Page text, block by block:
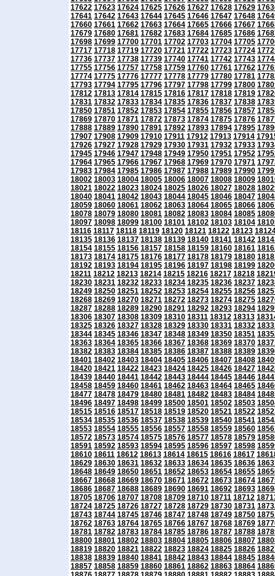
17622 17623 17624 17625 17626 17627 17628 17629
17641 17642 17643 17644 17645 17646 17647 17648
17660 17661 17662 17663 17664 17665 17666 17667
17679 17680 17681 17682 17683 17684 17685 17686
17698 17699 17700 17701 17702 17703 17704 17705
17717 17718 17719 17720 17721 17722 17723 17724
17736 17737 17738 17739 17740 17741 17742 17743
17755 17756 17757 17758 17759 17760 17761 17762
17774 17775 17776 17777 17778 17779 17780 17781
17793 17794 17795 17796 17797 17798 17799 17800
17812 17813 17814 17815 17816 17817 17818 17819
17831 17832 17833 17834 17835 17836 17837 17838
17850 17851 17852 17853 17854 17855 17856 17857
17869 17870 17871 17872 17873 17874 17875 17876
17888 17889 17890 17891 17892 17893 17894 17895
17907 17908 17909 17910 17911 17912 17913 17914
17926 17927 17928 17929 17930 17931 17932 17933
17945 17946 17947 17948 17949 17950 17951 17952
17964 17965 17966 17967 17968 17969 17970 17971
17983 17984 17985 17986 17987 17988 17989 17990
18002 18003 18004 18005 18006 18007 18008 18009
18021 18022 18023 18024 18025 18026 18027 18028
18040 18041 18042 18043 18044 18045 18046 18047
18059 18060 18061 18062 18063 18064 18065 18066
18078 18079 18080 18081 18082 18083 18084 18085
18097 18098 18099 18100 18101 18102 18103 18104
18116 18117 18118 18119 18120 18121 18122 18123
18135 18136 18137 18138 18139 18140 18141 18142
18154 18155 18156 18157 18158 18159 18160 18161
18173 18174 18175 18176 18177 18178 18179 18180
18192 18193 18194 18195 18196 18197 18198 18199
18211 18212 18213 18214 18215 18216 18217 18218
18230 18231 18232 18233 18234 18235 18236 18237
18249 18250 18251 18252 18253 18254 18255 18256
18268 18269 18270 18271 18272 18273 18274 18275
18287 18288 18289 18290 18291 18292 18293 18294
18306 18307 18308 18309 18310 18311 18312 18313
18325 18326 18327 18328 18329 18330 18331 18332
18344 18345 18346 18347 18348 18349 18350 18351
18363 18364 18365 18366 18367 18368 18369 18370
18382 18383 18384 18385 18386 18387 18388 18389
18401 18402 18403 18404 18405 18406 18407 18408
18420 18421 18422 18423 18424 18425 18426 18427
18439 18440 18441 18442 18443 18444 18445 18446
18458 18459 18460 18461 18462 18463 18464 18465
18477 18478 18479 18480 18481 18482 18483 18484
18496 18497 18498 18499 18500 18501 18502 18503
18515 18516 18517 18518 18519 18520 18521 18522
18534 18535 18536 18537 18538 18539 18540 18541
18553 18554 18555 18556 18557 18558 18559 18560
18572 18573 18574 18575 18576 18577 18578 18579
18591 18592 18593 18594 18595 18596 18597 18598
18610 18611 18612 18613 18614 18615 18616 18617
18629 18630 18631 18632 18633 18634 18635 18636
18648 18649 18650 18651 18652 18653 18654 18655
18667 18668 18669 18670 18671 18672 18673 18674
18686 18687 18688 18689 18690 18691 18692 18693
18705 18706 18707 18708 18709 18710 18711 18712
18724 18725 18726 18727 18728 18729 18730 18731
18743 18744 18745 18746 18747 18748 18749 18750
18762 18763 18764 18765 18766 18767 18768 18769
18781 18782 18783 18784 18785 18786 18787 18788
18800 18801 18802 18803 18804 18805 18806 18807
18819 18820 18821 18822 18823 18824 18825 18826
18838 18839 18840 18841 18842 18843 18844 18845
18857 18858 18859 18860 18861 18862 18863 18864